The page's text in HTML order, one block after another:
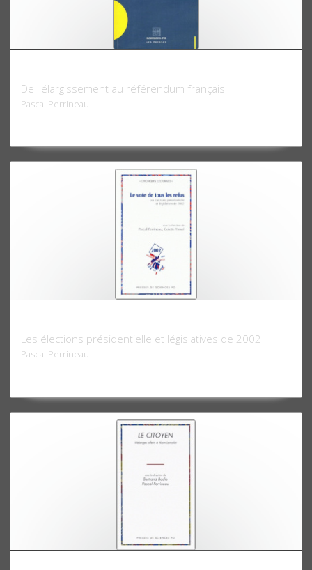
De l'élargissement au référendum français
Pascal Perrineau
Les élections présidentielle et législatives de 2002
Pascal Perrineau